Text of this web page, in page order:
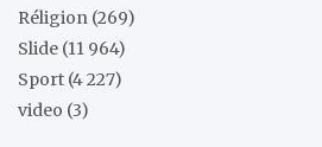
Réligion (269)
Slide (11 964)
Sport (4 227)
video (3)